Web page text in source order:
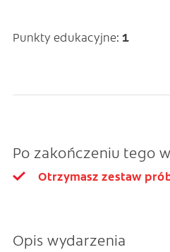
Punkty edukacyjne: 1
Po zakończeniu tego
Otrzymasz zestaw
Opis wydarzenia